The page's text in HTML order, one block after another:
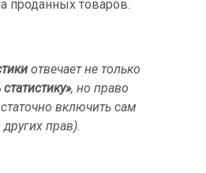
проданных товаров.
отвечает не только
, но право
включить сам
прав).